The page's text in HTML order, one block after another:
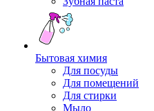
Бытовая химия
Для посуды
Для помещений
Для стирки
Мыло